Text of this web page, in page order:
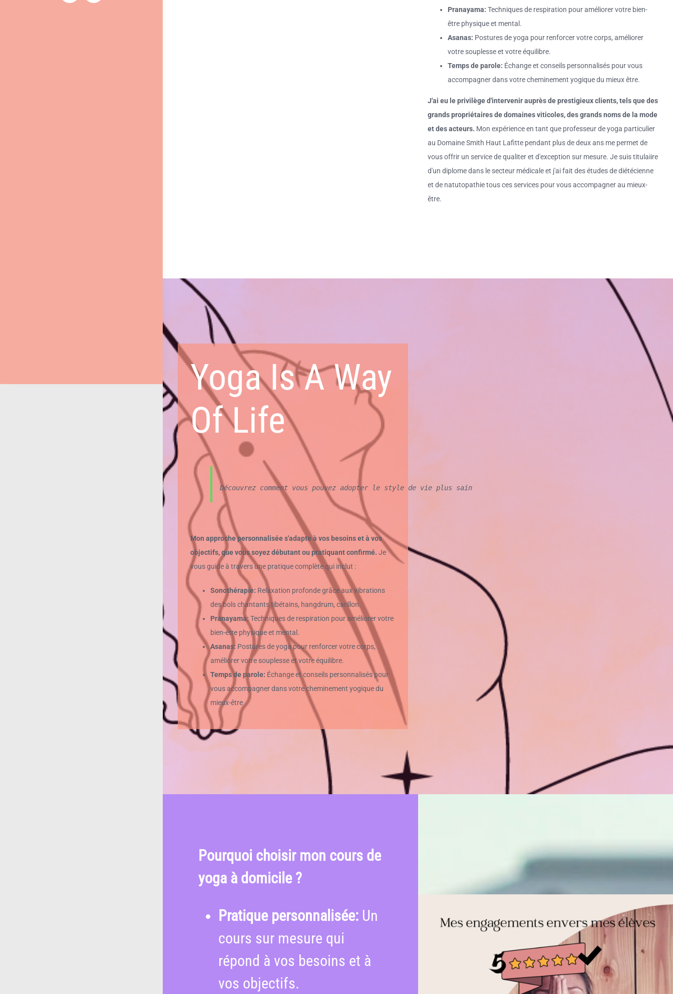
Pranayama: Techniques de respiration pour améliorer votre bien-
être physique et mental.
Asanas: Postures de yoga pour renforcer votre corps, améliorer
votre souplesse et votre équilibre.
Temps de parole: Échange et conseils personnalisés pour vous
accompagner dans votre cheminement yogique du mieux être.
J'ai eu le privilège d'intervenir auprès de prestigieux clients, tels que des
grands propriétaires de domaines viticoles, des grands noms de la mode
et des acteurs. Mon expérience en tant que professeur de yoga particulier
au Domaine Smith Haut Lafitte pendant plus de deux ans me permet de
vous offrir un service de qualiter et d'exception sur mesure. Je suis titulaiire
d'un diplome dans le secteur médicale et j'ai fait des études de diétécienne
et de natutopathie tous ces services pour vous accompagner au mieux-
être.
Yoga Is A Way
Of Life
Découvrez comment vous pouvez adopter le style de vie plus sain
Mon approche personnalisée s'adapte à vos besoins et à vos
objectifs, que vous soyez débutant ou pratiquant confirmé. Je
vous guide à travers une pratique complète qui inclut :
Sonothérapie: Relaxation profonde grâce aux vibrations
des bols chantants tibétains, hangdrum, carillon.
Pranayama:Techniques de respiration pour améliorer votre
bien-être physique et mental.
Asanas: Postures de yoga pour renforcer votre corps,
améliorer votre souplesse et votre équilibre.
Temps de parole: Échange et conseils personnalisés pour
vous accompagner dans votre cheminement yogique du
mieux-être
Pourquoi choisir mon cours de
yoga à domicile ?
Pratique personnalisée: Un
cours sur mesure qui
répond à vos besoins et à
vos objectifs.